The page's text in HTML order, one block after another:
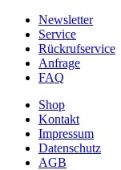
Newsletter
Service
Rückrufservice
Anfrage
FAQ
Shop
Kontakt
Impressum
Datenschutz
AGB